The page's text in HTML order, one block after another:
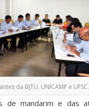
da BJTU, UNICAMP e UFSC.
de mandarim e das